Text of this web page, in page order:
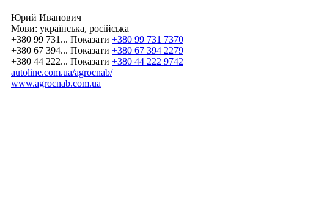
Юрий Иванович
Мови: українська, російська
+380 99 731... Показати +380 99 731 7370
+380 67 394... Показати +380 67 394 2279
+380 44 222... Показати +380 44 222 9742
autoline.com.ua/agrocnab/
www.agrocnab.com.ua